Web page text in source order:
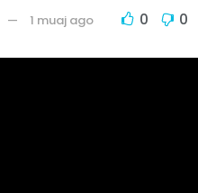
1 muaj ago 0 0